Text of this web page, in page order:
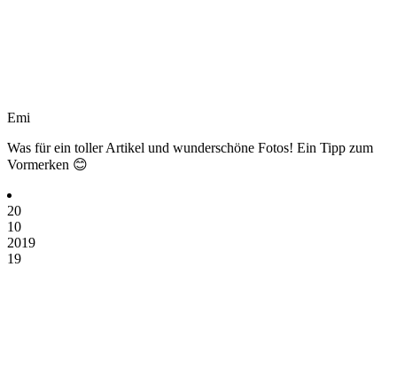
Emi
Was für ein toller Artikel und wunderschöne Fotos! Ein Tipp zum
Vormerken 😊
20
10
2019
19